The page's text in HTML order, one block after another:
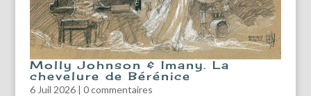
Molly Johnson & Imany. La
chevelure de Bérénice
6 Juil 2026| 0 commentaires